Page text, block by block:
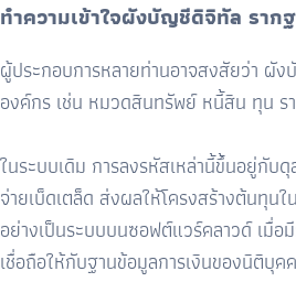
ทำความเข้าใจผังบัญชีดิจิทัล ราก
ผู้ประกอบการหลายท่านอาจสงสัยว่า ผั
องค์กร เช่น หมวดสินทรัพย์ หนี้สิน ทุน ร
ในระบบเดิม การลงรหัสเหล่านี้ขึ้นอยู่กั
จ่ายเบ็ดเตล็ด ส่งผลให้โครงสร้างต้นทุน
อย่างเป็นระบบบนซอฟต์แวร์คลาวด์ เมื่
เชื่อถือให้กับฐานข้อมูลการเงินของนิติบุค